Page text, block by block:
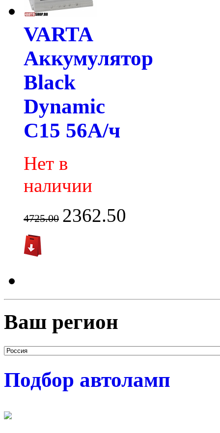
VARTA
Аккумулятор
Black
Dynamic
C15 56А/ч
Нет в
наличии
4725.00 2362.50
Ваш регион
Подбор автоламп